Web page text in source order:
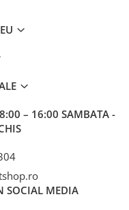
– 16:00 SAMBATA -
SOCIAL MEDIA